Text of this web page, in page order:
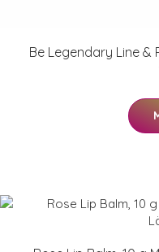
Be Legendary Line &